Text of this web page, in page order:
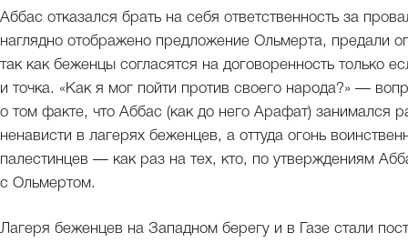
Аббас отказался брать на себя ответственность за
наглядно отображено предложение Ольмерта, предали
так как беженцы согласятся на договоренность только
и точка. «Как я мог пойти против своего народа?» —
о том факте, что Аббас (как до него Арафат) занимался
ненависти в лагерях беженцев, а оттуда огонь
палестинцев — как раз на тех, кто, по утверждениям
с Ольмертом.
Лагеря беженцев на Западном берегу и в Газе стали